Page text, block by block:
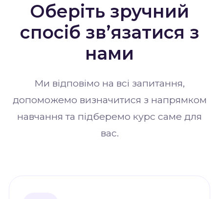
Оберіть зручний
спосіб зв’язатися з
нами
Ми відповімо на всі запитання,
допоможемо визначитися з напрямком
навчання та підберемо курс саме для
вас.